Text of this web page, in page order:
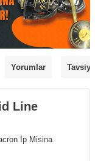
Yorumlar
Line
İp Misina